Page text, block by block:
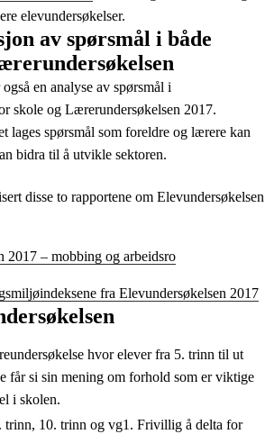
elevundersøkelser.
av spørsmål i både
en analyse av spørsmål i
skole og Lærerundersøkelsen 2017.
lages spørsmål som foreldre og lærere kan
bidra til å utvikle sektoren.
disse to rapportene om Elevundersøkelsen
2017 – mobbing og arbeidsro
fra Elevundersøkelsen 2017
hvor elever fra 5. trinn til ut
får si sin mening om forhold som er viktige
i skolen.
trinn, 10. trinn og vg1. Frivillig å delta for